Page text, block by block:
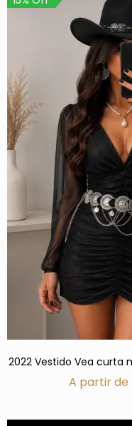
2022 Vestido Vea curta
A partir de